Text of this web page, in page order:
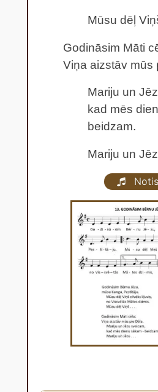
Mūsu dēļ
Godināsim Māti
Viņa aizstāv mūs
Mariju un
kad mēs
beidzam.
Mariju un
Notis